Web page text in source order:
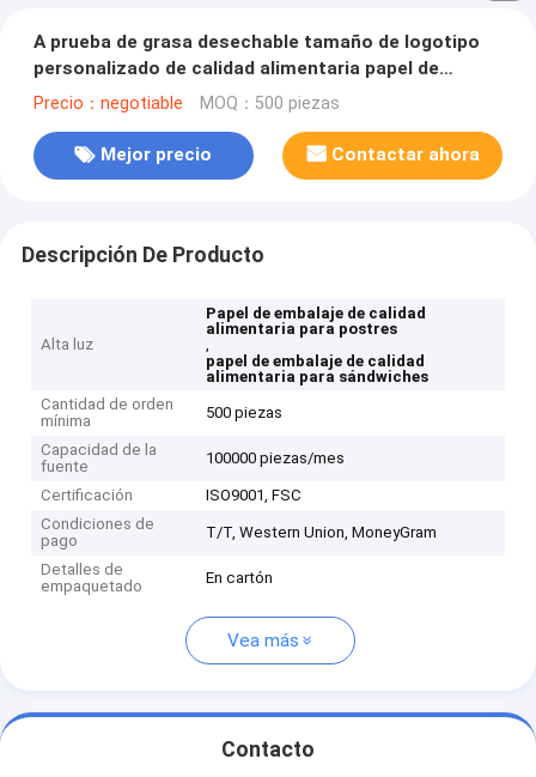
A prueba de grasa desechable tamaño de logotipo
personalizado de calidad alimentaria papel de
embalaje sándwich pan postre bolso de horneado
Precio：negotiable MOQ：500 piezas
Mejor precio Contactar ahora
Descripción De Producto
Alta luz
Papel de embalaje de calidad
alimentaria para postres
,
papel de embalaje de calidad
alimentaria para sándwiches
Cantidad de orden
mínima
500 piezas
Capacidad de la
fuente
100000 piezas/mes
Certificación
ISO9001, FSC
Condiciones de
pago
T/T, Western Union, MoneyGram
Detalles de
empaquetado
En cartón
Vea más
Contacto